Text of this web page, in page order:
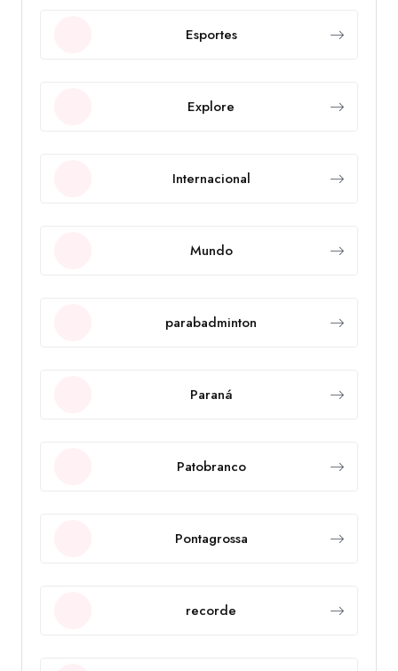
Esportes
Explore
Internacional
Mundo
parabadminton
Paraná
Patobranco
Pontagrossa
recorde